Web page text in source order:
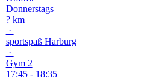
Donnerstags
? km
·
sportspaß Harburg
·
Gym 2
17:45 - 18:35